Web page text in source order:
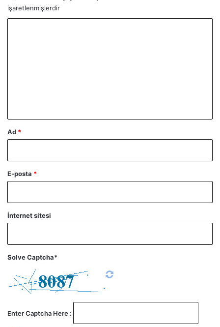
işaretlenmişlerdir
Ad *
E-posta *
İnternet sitesi
Solve Captcha*
Enter Captcha Here :